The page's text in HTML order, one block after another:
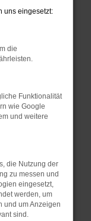
einem
und dein
Stand
ein
dazu
nicht mehr
uns eingesetzt:
die
Funktionalität
wie Google
und weitere
die Nutzung der
zu messen und
eingesetzt,
werden, um
und um Anzeigen
sind.